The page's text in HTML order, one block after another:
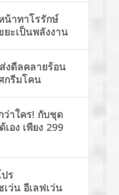
าทาโรรักษ์
ะเป็นพลังงาน
งดีลคลายร้อน
กรีมโคน
าใคร! กับชุด
อง เพียง 299
ร
ว่น อีเลฟเว่น